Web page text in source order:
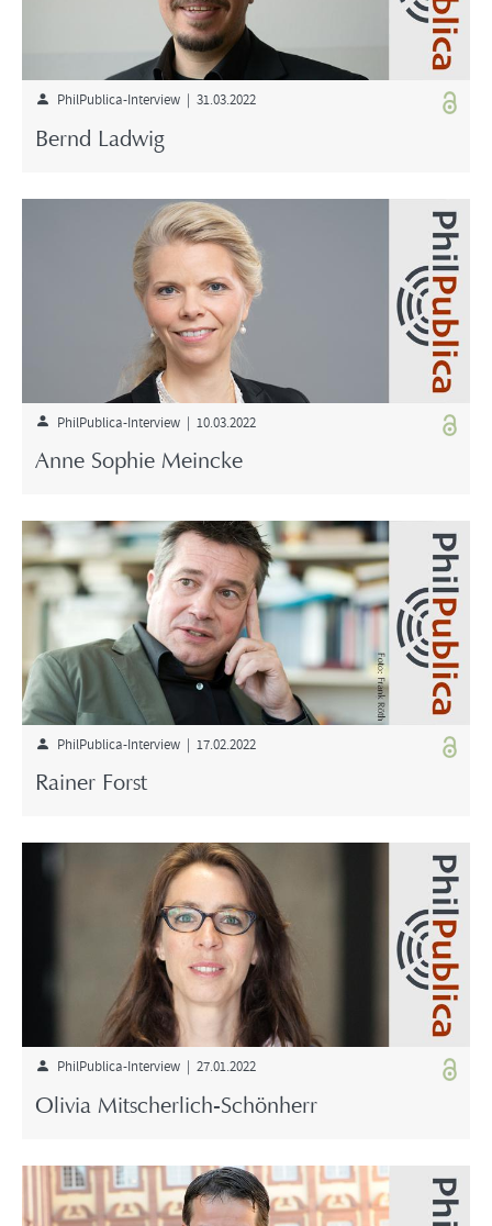
PhilPublica-Interview | 31.03.2022
Bernd Ladwig
PhilPublica-Interview | 10.03.2022
Anne Sophie Meincke
PhilPublica-Interview | 17.02.2022
Rainer Forst
PhilPublica-Interview | 27.01.2022
Olivia Mitscherlich-Schönherr